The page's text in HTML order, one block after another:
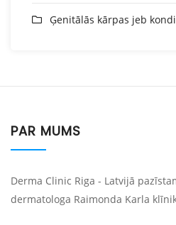
Ģenitālās kārpas jeb
PAR MUMS
Derma Clinic Riga - Latvijā
dermatologa Raimonda Karla